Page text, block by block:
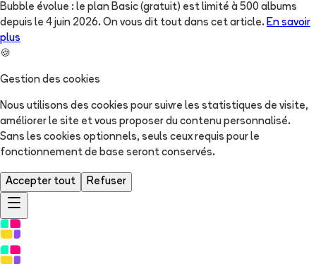
Bubble évolue : le plan Basic (gratuit) est limité à 500 albums
depuis le 4 juin 2026. On vous dit tout dans cet article. En savoir
plus
🍪
Gestion des cookies
Nous utilisons des cookies pour suivre les statistiques de visite,
améliorer le site et vous proposer du contenu personnalisé.
Sans les cookies optionnels, seuls ceux requis pour le
fonctionnement de base seront conservés.
Accepter tout Refuser